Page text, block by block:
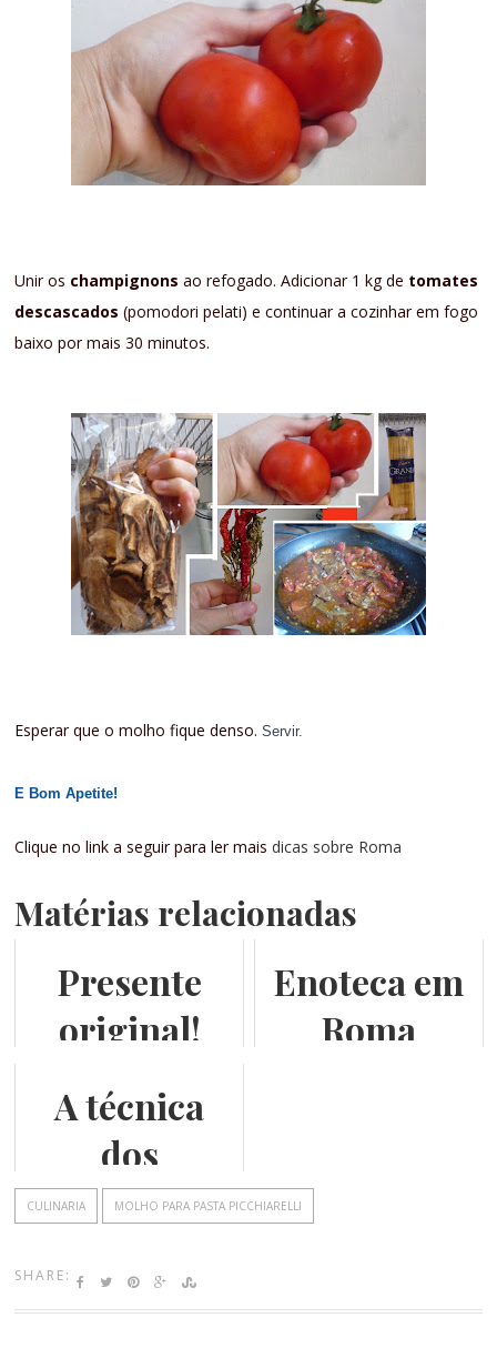
Unir os champignonsao refogado. Adicionar 1 kg de tomates
descascados (pomodori pelati) e continuar a cozinhar em fogo
baixo por mais 30 minutos.
Esperar que o molho fique denso.Servir.
E Bom Apetite!
Clique no link a seguir para ler maisdicas sobre Roma
Matérias relacionadas
Presente
original!
Enoteca em
Roma
A técnica
dos
mosaicos
CULINARIA MOLHO PARA PASTA PICCHIARELLI
SHARE: